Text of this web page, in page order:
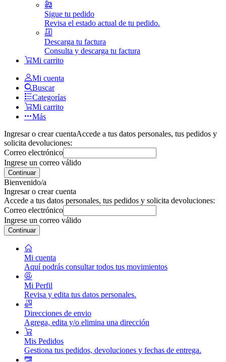
Sigue tu pedido
Revisa el estado actual de tu pedido.
Descarga tu factura
Consulta y descarga tu factura
Mi carrito
Mi cuenta
Buscar
Categorías
Mi carrito
Más
Ingresar o crear cuentaAccede a tus datos personales, tus pedidos y
solicita devoluciones:
Correo electrónico
Ingrese un correo válido
Continuar
Bienvenido/a
Ingresar o crear cuenta
Accede a tus datos personales, tus pedidos y solicita devoluciones:
Correo electrónico
Ingrese un correo válido
Continuar
Mi cuenta
Aquí podrás consultar todos tus movimientos
Mi Perfil
Revisa y edita tus datos personales.
Direcciones de envio
Agrega, edita y/o elimina una dirección
Mis Pedidos
Gestiona tus pedidos, devoluciones y fechas de entrega.